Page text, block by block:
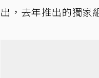
出，去年推出的獨家